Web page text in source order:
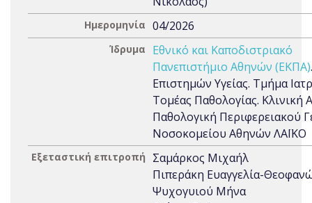
Ημερομηνία 04/2026
Ίδρυμα
Εθνικό και Καποδιστριακό
Πανεπιστήμιο Αθηνών (ΕΚΠΑ)
Επιστημών Υγείας. Τμήμα
Τομέας Παθολογίας. Κλινική
Παθολογική Περιφερειακού
Νοσοκομείου Αθηνών ΛΑΪΚΟ
Εξεταστική επιτροπή
Σαμάρκος Μιχαήλ
Πιπεράκη Ευαγγελία-
Ψυχογυιού Μήνα